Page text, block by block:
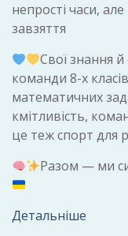
непрості часи,
завзяття
Свої знання
команди 8-х
математичних
кмітливість,
це теж спорт для
Разом — ми
Детальніше